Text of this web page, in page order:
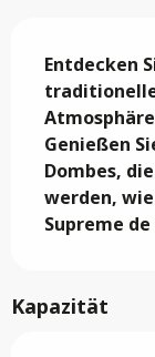
Entdecken
Genießen
Dombes,
werden,
Supreme
Kapazität